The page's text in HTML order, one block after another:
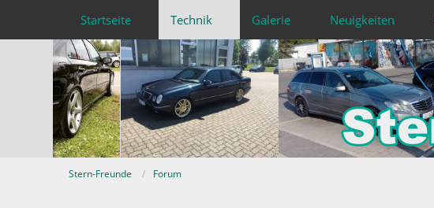
Startseite Technik Galerie Neuigkeiten
Stern-Freunde Forum